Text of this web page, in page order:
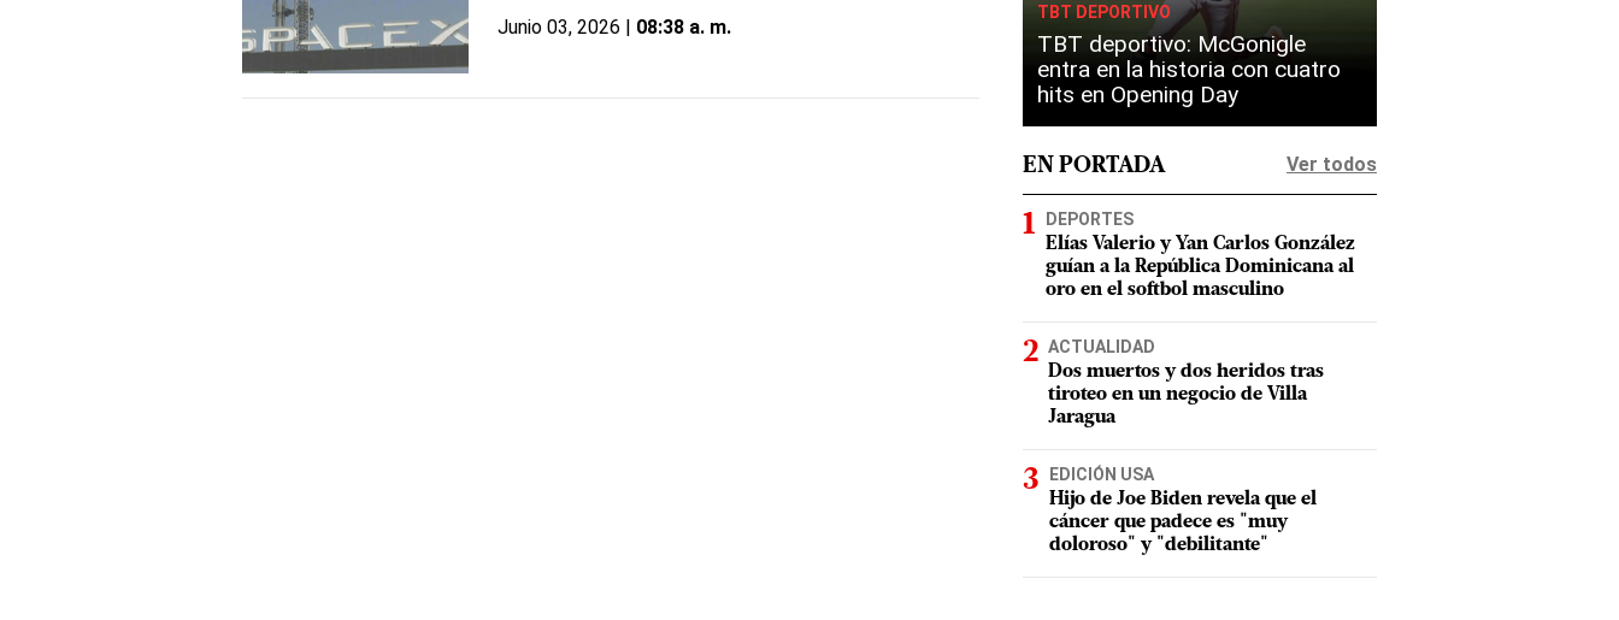
Junio 03, 2026 | 08:38 a. m.
TBT DEPORTIVO
TBT deportivo: McGonigle
entra en la historia con cuatro
hits en Opening Day
EN PORTADA Ver todos
DEPORTES
Elías Valerio y Yan Carlos González
guían a la República Dominicana al
oro en el softbol masculino
ACTUALIDAD
Dos muertos y dos heridos tras
tiroteo en un negocio de Villa
Jaragua
EDICIÓN USA
Hijo de Joe Biden revela que el
cáncer que padece es "muy
doloroso" y "debilitante"